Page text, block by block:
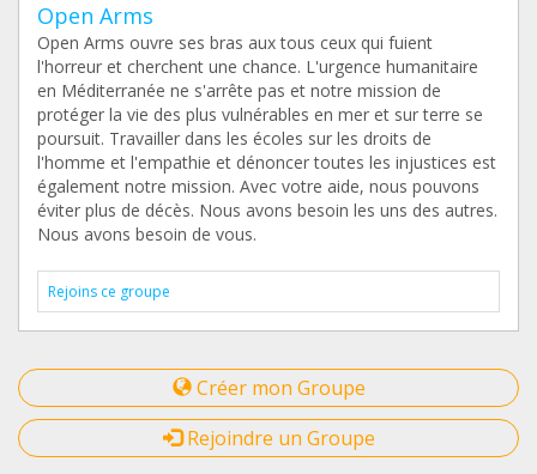
Open Arms
Open Arms ouvre ses bras aux tous ceux qui fuient
l'horreur et cherchent une chance. L'urgence humanitaire
en Méditerranée ne s'arrête pas et notre mission de
protéger la vie des plus vulnérables en mer et sur terre se
poursuit. Travailler dans les écoles sur les droits de
l'homme et l'empathie et dénoncer toutes les injustices est
également notre mission. Avec votre aide, nous pouvons
éviter plus de décès. Nous avons besoin les uns des autres.
Nous avons besoin de vous.
Rejoins ce groupe
Créer mon Groupe
Rejoindre un Groupe